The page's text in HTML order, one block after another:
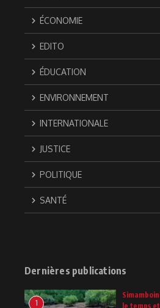
ÉCONOMIE
EDITO
ÉDUCATION
ENVIRONNEMENT
INTERNATIONALE
JUSTICE
POLITIQUE
SANTÉ
Dernières publications
1
le temps